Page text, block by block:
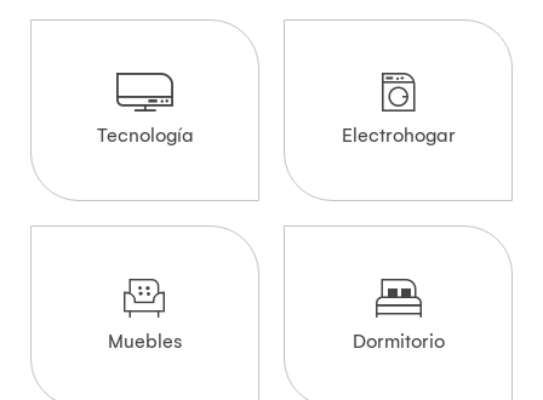
Tecnología Electrohogar
Muebles Dormitorio